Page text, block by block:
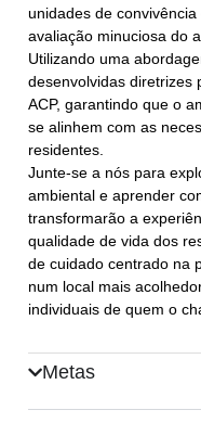
unidades de
avaliação minuciosa do
Utilizando uma
desenvolvidas diretrizes
ACP, garantindo que o
se alinhem com as
residentes.
Junte-se a nós para
ambiental e aprender
transformarão a
qualidade de vida dos
de cuidado centrado na
num local mais
individuais de quem o
Metas